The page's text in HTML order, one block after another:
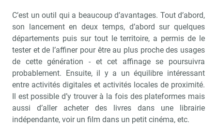
C’est un outil qui a beaucoup d’avantages. Tout d’abord,
son lancement en deux temps, d’abord sur quelques
départements puis sur tout le territoire, a permis de le
tester et de l’affiner pour être au plus proche des usages
de cette génération - et cet affinage se poursuivra
probablement. Ensuite, il y a un équilibre intéressant
entre activités digitales et activités locales de proximité.
Il est possible d’y trouver à la fois des plateformes mais
aussi d’aller acheter des livres dans une librairie
indépendante, voir un film dans un petit cinéma, etc.